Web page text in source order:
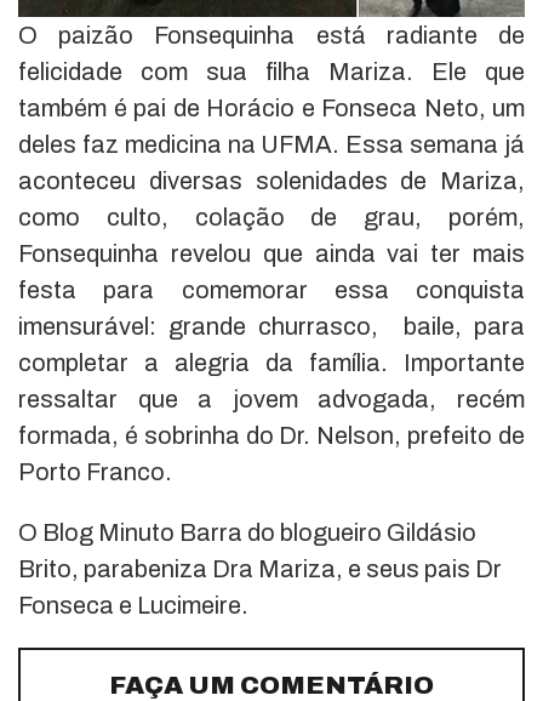
O paizão Fonsequinha está radiante de
felicidade com sua filha Mariza. Ele que
também é pai de Horácio e Fonseca Neto, um
deles faz medicina na UFMA. Essa semana já
aconteceu diversas solenidades de Mariza,
como culto, colação de grau, porém,
Fonsequinha revelou que ainda vai ter mais
festa para comemorar essa conquista
imensurável: grande churrasco, baile, para
completar a alegria da família. Importante
ressaltar que a jovem advogada, recém
formada, é sobrinha do Dr. Nelson, prefeito de
Porto Franco.
O Blog Minuto Barra do blogueiro Gildásio
Brito, parabeniza Dra Mariza, e seus pais Dr
Fonseca e Lucimeire.
FAÇA UM COMENTÁRIO